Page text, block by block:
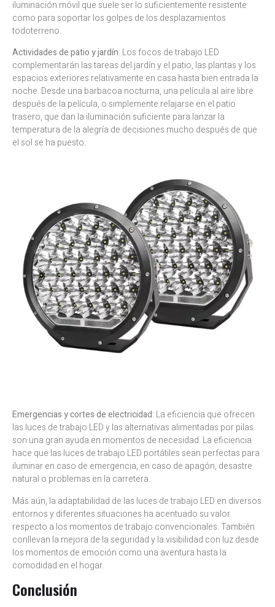
iluminación móvil que suele ser lo suficientemente resistente
como para soportar los golpes de los desplazamientos
todoterreno.
Actividades de patio y jardín: Los focos de trabajo LED
complementarán las tareas del jardín y el patio, las plantas y los
espacios exteriores relativamente en casa hasta bien entrada la
noche. Desde una barbacoa nocturna, una película al aire libre
después de la película, o simplemente relajarse en el patio
trasero, que dan la iluminación suficiente para lanzar la
temperatura de la alegría de decisiones mucho después de que
el sol se ha puesto.
Emergencias y cortes de electricidad: La eficiencia que ofrecen
las luces de trabajo LED y las alternativas alimentadas por pilas
son una gran ayuda en momentos de necesidad. La eficiencia
hace que las luces de trabajo LED portátiles sean perfectas para
iluminar en caso de emergencia, en caso de apagón, desastre
natural o problemas en la carretera.
Más aún, la adaptabilidad de las luces de trabajo LED en diversos
entornos y diferentes situaciones ha acentuado su valor
respecto a los momentos de trabajo convencionales. También
conllevan la mejora de la seguridad y la visibilidad con luz desde
los momentos de emoción como una aventura hasta la
comodidad en el hogar.
Conclusión